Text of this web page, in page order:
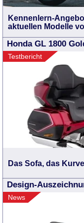
Kennenlern-
aktuellen Modelle
Honda GL 1800
Testbericht
Das Sofa, das
Design-
News